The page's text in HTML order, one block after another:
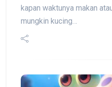
kapan waktunya makan
mungkin kucing…